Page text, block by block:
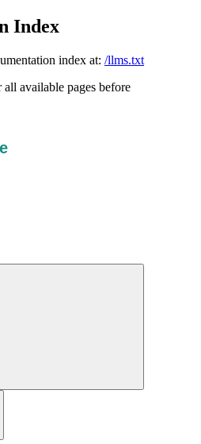
Index
index at: /llms.txt
available pages before